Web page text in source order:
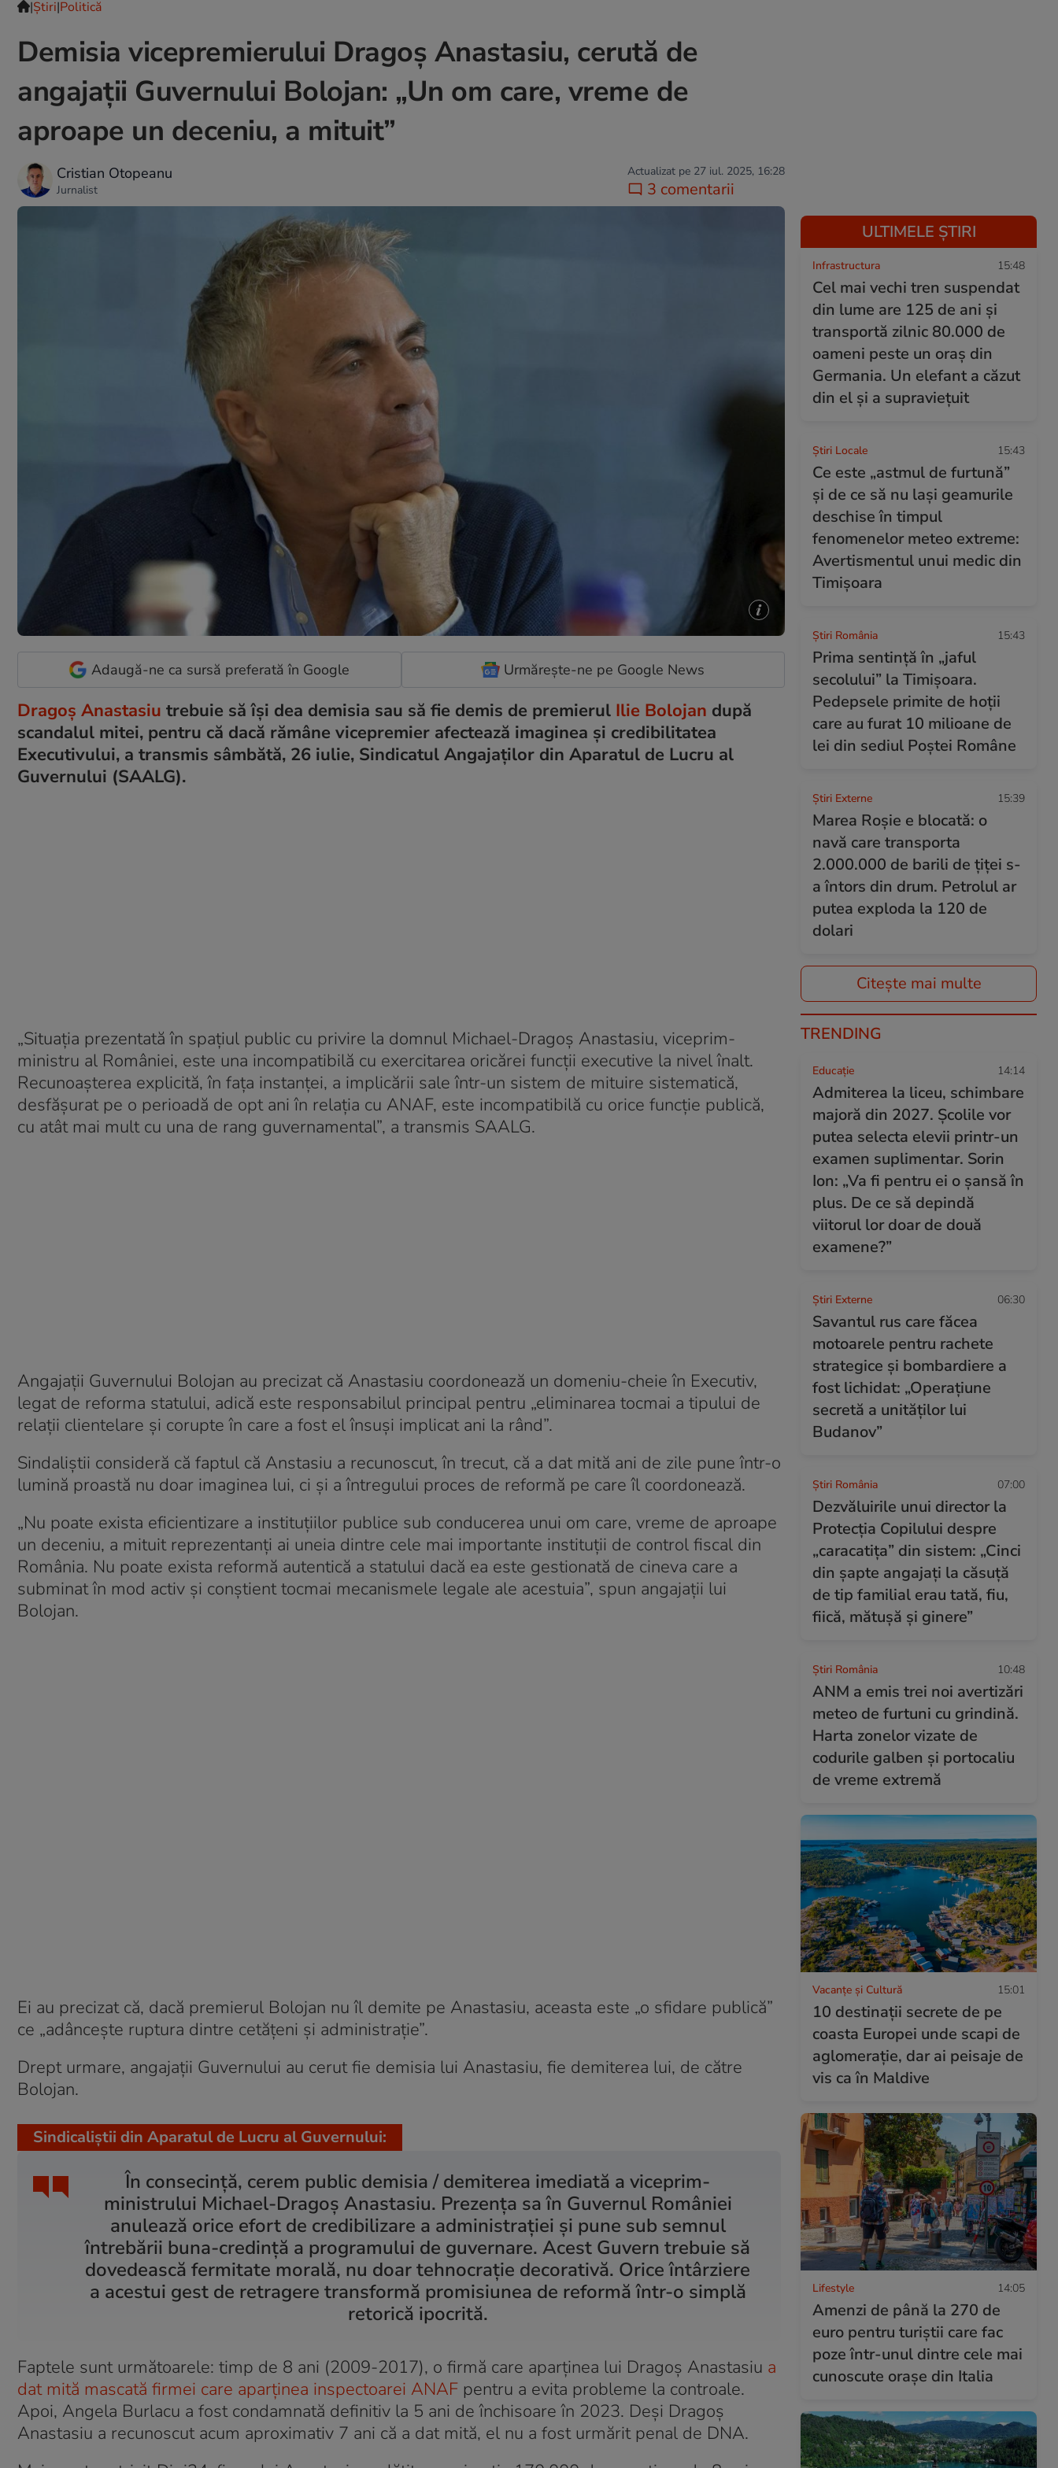
|Ştiri|Politică
Demisia vicepremierului Dragoș Anastasiu, cerută de
angajații Guvernului Bolojan: „Un om care, vreme de
aproape un deceniu, a mituit”
Cristian Otopeanu
Jurnalist
Actualizat pe 27 iul. 2025, 16:28
3 comentarii
Adaugă-ne ca sursă preferată în Google Urmărește-ne pe Google News
Dragoș Anastasiu trebuie să își dea demisia sau să fie demis de premierul Ilie Bolojan după
scandalul mitei, pentru că dacă rămâne vicepremier afectează imaginea și credibilitatea
Executivului, a transmis sâmbătă, 26 iulie, Sindicatul Angajaților din Aparatul de Lucru al
Guvernului (SAALG).
„Situația prezentată în spațiul public cu privire la domnul Michael-Dragoș Anastasiu, viceprim-
ministru al României, este una incompatibilă cu exercitarea oricărei funcții executive la nivel înalt.
Recunoașterea explicită, în fața instanței, a implicării sale într-un sistem de mituire sistematică,
desfășurat pe o perioadă de opt ani în relația cu ANAF, este incompatibilă cu orice funcție publică,
cu atât mai mult cu una de rang guvernamental”, a transmis SAALG.
Angajații Guvernului Bolojan au precizat că Anastasiu coordonează un domeniu-cheie în Executiv,
legat de reforma statului, adică este responsabilul principal pentru „eliminarea tocmai a tipului de
relații clientelare și corupte în care a fost el însuși implicat ani la rând”.
Sindaliștii consideră că faptul că Anstasiu a recunoscut, în trecut, că a dat mită ani de zile pune într-o
lumină proastă nu doar imaginea lui, ci și a întregului proces de reformă pe care îl coordonează.
„Nu poate exista eficientizare a instituțiilor publice sub conducerea unui om care, vreme de aproape
un deceniu, a mituit reprezentanți ai uneia dintre cele mai importante instituții de control fiscal din
România. Nu poate exista reformă autentică a statului dacă ea este gestionată de cineva care a
subminat în mod activ și conștient tocmai mecanismele legale ale acestuia”, spun angajații lui
Bolojan.
Ei au precizat că, dacă premierul Bolojan nu îl demite pe Anastasiu, aceasta este „o sfidare publică”
ce „adâncește ruptura dintre cetățeni și administrație”.
Drept urmare, angajații Guvernului au cerut fie demisia lui Anastasiu, fie demiterea lui, de către
Bolojan.
În consecință, cerem public demisia / demiterea imediată a viceprim-
ministrului Michael-Dragoș Anastasiu. Prezența sa în Guvernul României
anulează orice efort de credibilizare a administrației și pune sub semnul
întrebării buna-credință a programului de guvernare. Acest Guvern trebuie să
dovedească fermitate morală, nu doar tehnocrație decorativă. Orice întârziere
a acestui gest de retragere transformă promisiunea de reformă într-o simplă
retorică ipocrită.
Sindicaliștii din Aparatul de Lucru al Guvernului:
Faptele sunt următoarele: timp de 8 ani (2009-2017), o firmă care aparținea lui Dragoș Anastasiu a
dat mită mascată firmei care aparținea inspectoarei ANAF pentru a evita probleme la controale.
Apoi, Angela Burlacu a fost condamnată definitiv la 5 ani de închisoare în 2023. Deși Dragoș
Anastasiu a recunoscut acum aproximativ 7 ani că a dat mită, el nu a fost urmărit penal de DNA.
ULTIMELE ȘTIRI
Infrastructura 15:48
Cel mai vechi tren suspendat
din lume are 125 de ani și
transportă zilnic 80.000 de
oameni peste un oraș din
Germania. Un elefant a căzut
din el și a supraviețuit
Știri Locale 15:43
Ce este „astmul de furtună”
și de ce să nu lași geamurile
deschise în timpul
fenomenelor meteo extreme:
Avertismentul unui medic din
Timișoara
Știri România 15:43
Prima sentință în „jaful
secolului” la Timișoara.
Pedepsele primite de hoții
care au furat 10 milioane de
lei din sediul Poștei Române
Știri Externe 15:39
Marea Roșie e blocată: o
navă care transporta
2.000.000 de barili de țiței s-
a întors din drum. Petrolul ar
putea exploda la 120 de
dolari
Citește mai multe
TRENDING
Educație 14:14
Admiterea la liceu, schimbare
majoră din 2027. Școlile vor
putea selecta elevii printr-un
examen suplimentar. Sorin
Ion: „Va fi pentru ei o șansă în
plus. De ce să depindă
viitorul lor doar de două
examene?”
Știri Externe 06:30
Savantul rus care făcea
motoarele pentru rachete
strategice și bombardiere a
fost lichidat: „Operațiune
secretă a unităților lui
Budanov”
Știri România 07:00
Dezvăluirile unui director la
Protecția Copilului despre
„caracatița” din sistem: „Cinci
din șapte angajați la căsuță
de tip familial erau tată, fiu,
fiică, mătușă și ginere”
Știri România 10:48
ANM a emis trei noi avertizări
meteo de furtuni cu grindină.
Harta zonelor vizate de
codurile galben și portocaliu
de vreme extremă
Vacanțe și Cultură 15:01
10 destinații secrete de pe
coasta Europei unde scapi de
aglomerație, dar ai peisaje de
vis ca în Maldive
Lifestyle 14:05
Amenzi de până la 270 de
euro pentru turiștii care fac
poze într-unul dintre cele mai
cunoscute orașe din Italia